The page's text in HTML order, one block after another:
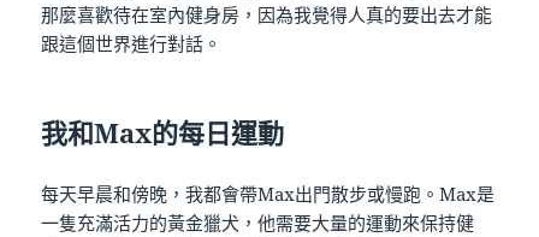
那麼喜歡待在室內健身房，因為我覺得人真的要出去才能
跟這個世界進行對話。
我和Max的每日運動
每天早晨和傍晚，我都會帶Max出門散步或慢跑。Max是
一隻充滿活力的黃金獵犬，他需要大量的運動來保持健